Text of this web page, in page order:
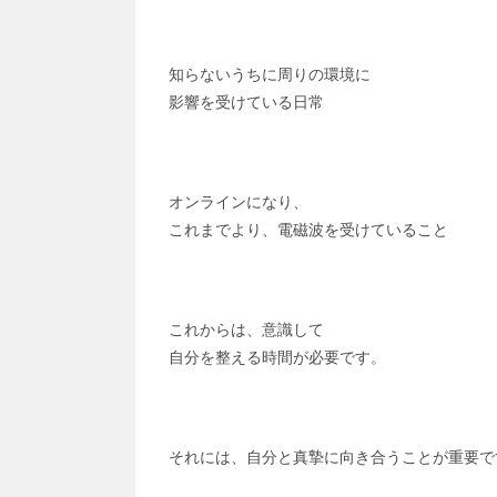
知らないうちに周りの環境に
影響を受けている日常
オンラインになり、
これまでより、電磁波を受けていること
これからは、意識して
自分を整える時間が必要です。
それには、自分と真摯に向き合うことが重要